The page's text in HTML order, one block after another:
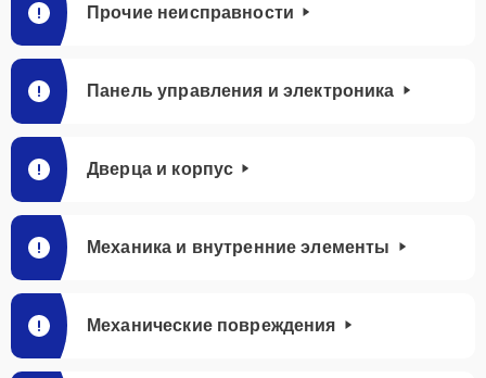
Прочие неисправности
Панель управления и электроника
Дверца и корпус
Механика и внутренние элементы
Механические повреждения